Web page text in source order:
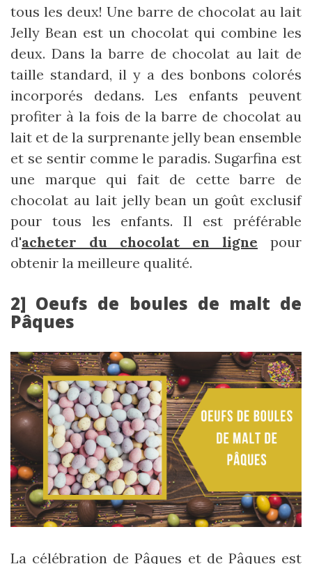
tous les deux! Une barre de chocolat au lait
Jelly Bean est un chocolat qui combine les
deux. Dans la barre de chocolat au lait de
taille standard, il y a des bonbons colorés
incorporés dedans. Les enfants peuvent
profiter à la fois de la barre de chocolat au
lait et de la surprenante jelly bean ensemble
et se sentir comme le paradis. Sugarfina est
une marque qui fait de cette barre de
chocolat au lait jelly bean un goût exclusif
pour tous les enfants. Il est préférable
d'acheter du chocolat en ligne pour
obtenir la meilleure qualité.
2] Oeufs de boules de malt de
Pâques
La célébration de Pâques et de Pâques est